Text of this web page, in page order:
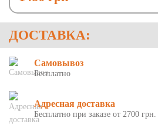
ДОСТАВКА:
Самовывоз
Бесплатно
Адресная доставка
Бесплатно при заказе от 2700 грн.